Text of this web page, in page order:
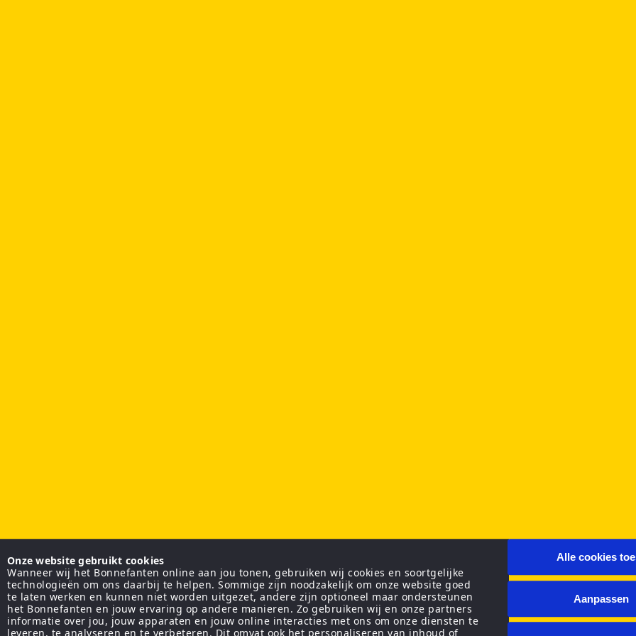
Onze website gebruikt cookies
Wanneer wij het Bonnefanten online aan jou tonen, gebruiken wij cookies en soortgelijke
technologieën om ons daarbij te helpen. Sommige zijn noodzakelijk om onze website goed
te laten werken en kunnen niet worden uitgezet, andere zijn optioneel maar ondersteunen
het Bonnefanten en jouw ervaring op andere manieren. Zo gebruiken wij en onze partners
informatie over jou, jouw apparaten en jouw online interacties met ons om onze diensten te
leveren, te analyseren en te verbeteren. Dit omvat ook het personaliseren van inhoud of
Alle cookies
Aanpassen